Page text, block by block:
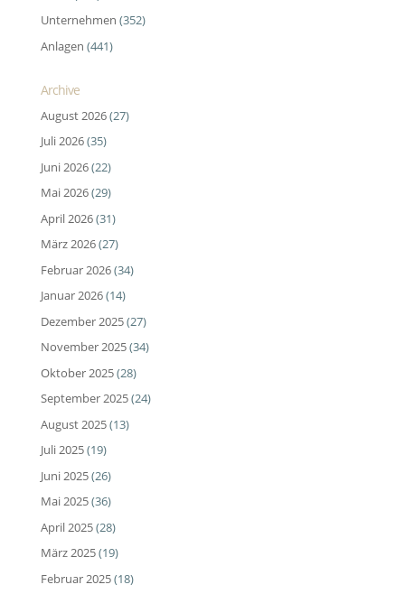
Unternehmen (352)
Anlagen (441)
Archive
August 2026(27)
Juli 2026(35)
Juni 2026(22)
Mai 2026(29)
April 2026(31)
März 2026(27)
Februar 2026(34)
Januar 2026(14)
Dezember 2025(27)
November 2025(34)
Oktober 2025(28)
September 2025(24)
August 2025(13)
Juli 2025(19)
Juni 2025(26)
Mai 2025(36)
April 2025(28)
März 2025(19)
Februar 2025(18)